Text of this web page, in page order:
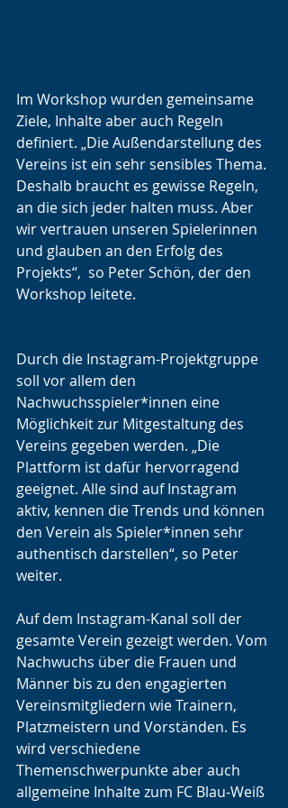
Im Workshop wurden gemeinsame
Ziele, Inhalte aber auch Regeln
definiert. „Die Außendarstellung des
Vereins ist ein sehr sensibles Thema.
Deshalb braucht es gewisse Regeln,
an die sich jeder halten muss. Aber
wir vertrauen unseren Spielerinnen
und glauben an den Erfolg des
Projekts“,  so Peter Schön, der den
Workshop leitete.
Durch die Instagram-Projektgruppe
soll vor allem den
Nachwuchsspieler*innen eine
Möglichkeit zur Mitgestaltung des
Vereins gegeben werden. „Die
Plattform ist dafür hervorragend
geeignet. Alle sind auf Instagram
aktiv, kennen die Trends und können
den Verein als Spieler*innen sehr
authentisch darstellen“, so Peter
weiter.
Auf dem Instagram-Kanal soll der
gesamte Verein gezeigt werden. Vom
Nachwuchs über die Frauen und
Männer bis zu den engagierten
Vereinsmitgliedern wie Trainern,
Platzmeistern und Vorständen. Es
wird verschiedene
Themenschwerpunkte aber auch
allgemeine Inhalte zum FC Blau-Weiß